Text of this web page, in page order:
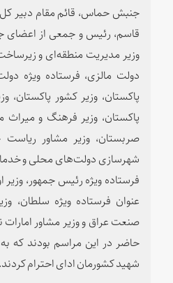
جنبش حماس، قائم مقام دبیر
قاسم، رئیس و جمعی از
وزیر مدیریت منطقه‌ای و
دولت مالزی، فرستاده ویژه
پاکستان، وزیر کشور پاکستان،
پاکستان، وزیر فرهنگ و میراث
صربستان، وزیر مشاور ریاست
شهرسازی دولت‌های محلی و
فرستاده ویژه رئیس جمهور، وزیر
عنوان فرستاده ویژه سلطان،
صنعت عراق و وزیر مشاور امارات
حاضر در این مراسم بودند که
شهید کشورمان ادای احترام کردند.